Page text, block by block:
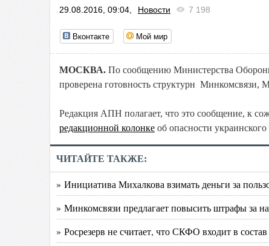
29.08.2016, 09:04, Новости 7 198
Вконтакте Мой мир
МОСКВА. По сообщению Министерства
проверена готовность структурн
Редакция АПН полагает, что это сообщение, к
редакционной колонке об опасности
ЧИТАЙТЕ ТАКЖЕ:
» Инициатива Михалкова взимать деньги за
» Минкомсвязи предлагает повысить штрафы за
» Росрезерв не считает, что СКФО входит в